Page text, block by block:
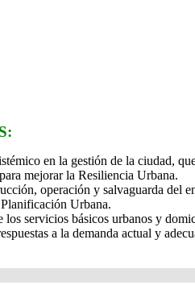
en la gestión de la ciudad,
mejorar la Resiliencia Urbana.
operación y salvaguarda del
Urbana.
servicios básicos urbanos y
a la demanda actual y